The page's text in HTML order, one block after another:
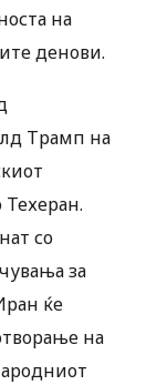
на
денови.
Трамп на
со
за
ќе
на